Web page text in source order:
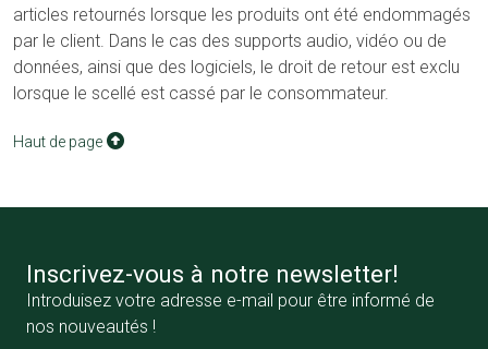
articles retournés lorsque les produits ont été endommagés
par le client. Dans le cas des supports audio, vidéo ou de
données, ainsi que des logiciels, le droit de retour est exclu
lorsque le scellé est cassé par le consommateur.
Haut de page
Inscrivez-vous à notre newsletter!
Introduisez votre adresse e-mail pour être informé de
nos nouveautés !